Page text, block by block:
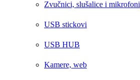
Zvučnici, slušalice i mikrofoni
USB stickovi
USB HUB
Kamere, web